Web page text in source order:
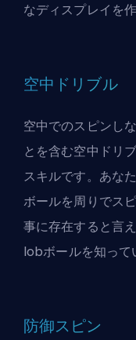
なディスプレイを
空中ドリブル
空中でのスピンし
とを含む空中ドリ
スキルです。あな
ボールを周りでス
事に存在すると言
lobボールを知って
防御スピン